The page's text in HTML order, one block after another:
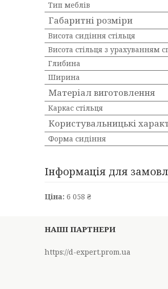
Тип меблів
Габаритні розміри
Висота сидіння стільця
Висота стільця з урахуванням
Глибина
Ширина
Матеріал виготовлення
Каркас стільця
Користувальницькі
Форма сидіння
Інформація для
Ціна: 6 058 ₴
НАШІ ПАРТНЕРИ
https://d-expert.prom.ua